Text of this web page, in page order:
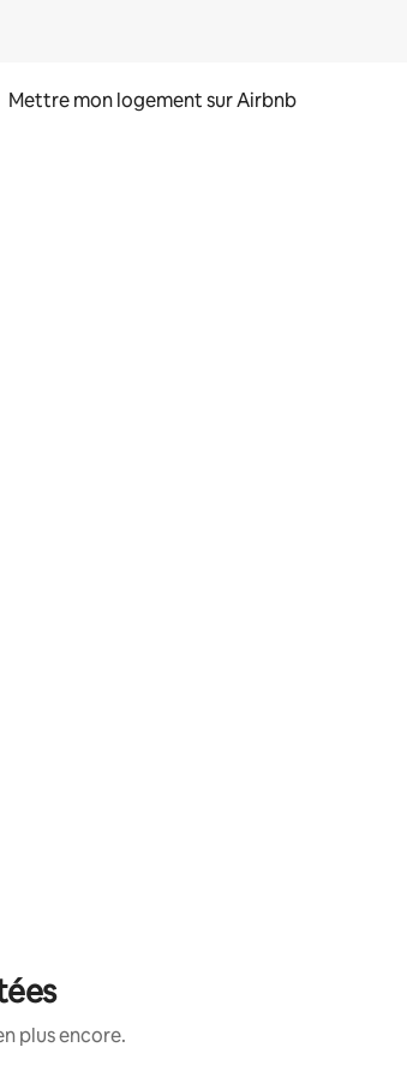
Mettre mon logement sur Airbnb
plus encore.